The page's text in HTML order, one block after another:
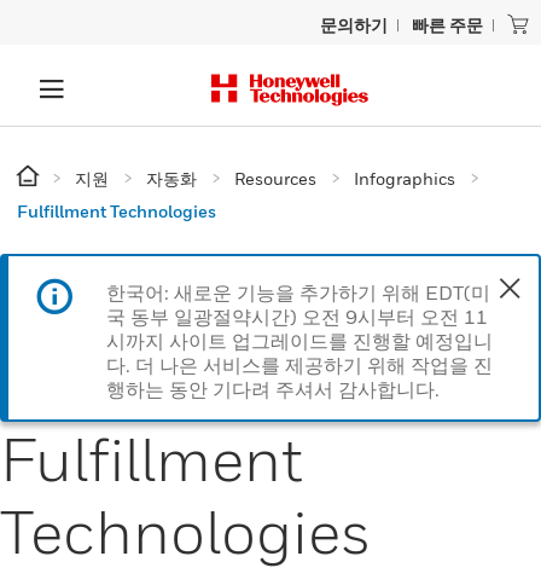
문의하기 빠른 주문
지원 자동화 Resources
Infographics
Fulfillment Technologies
한국어: 새로운 기능을 추가하기 위해 EDT(미
국 동부 일광절약시간) 오전 9시부터 오전 11
시까지 사이트 업그레이드를 진행할 예정입니
다. 더 나은 서비스를 제공하기 위해 작업을 진
행하는 동안 기다려 주셔서 감사합니다.
Fulfillment
Technologies